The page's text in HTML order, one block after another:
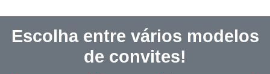
Escolha entre vários modelos
de convites!